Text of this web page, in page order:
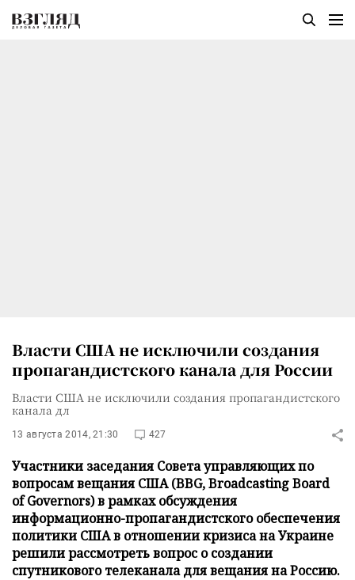
Власти США не исключили создания
пропагандистского канала для России
Власти США не исключили создания пропагандистского
канала дл
13 августа 2014, 21:30 427
Участники заседания Совета управляющих по
вопросам вещания США (BBG, Broadcasting Board
of Governors) в рамках обсуждения
информационно-пропагандистского обеспечения
политики США в отношении кризиса на Украине
решили рассмотреть вопрос о создании
спутникового телеканала для вещания на Россию.